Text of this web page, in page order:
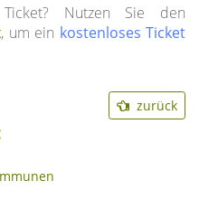
Nutzen Sie den
, um ein kostenloses Ticket
zurück